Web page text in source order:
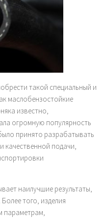
такой специальный и
маслобензостойкие
известно,
огромную популярность
принято разрабатывать
качественной подачи,
наилучшие результаты,
того, изделия
параметрам,